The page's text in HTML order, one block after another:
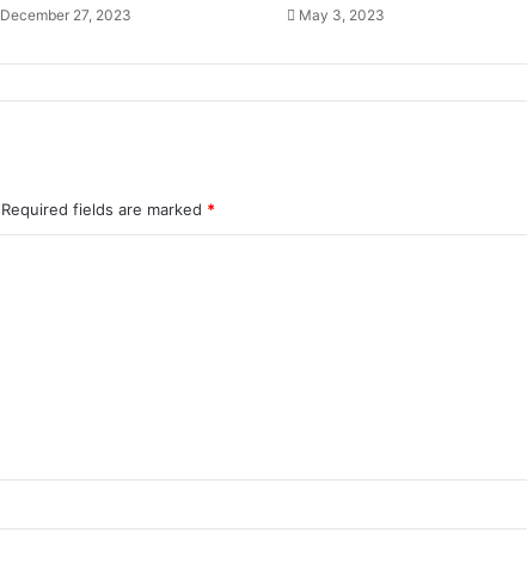
December 27, 2023 May 3, 2023
Required fields are marked *